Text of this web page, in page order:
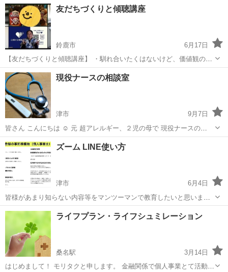
友だちづくりと傾聴講座
鈴鹿市
6月17日
【友だちづくりと傾聴講座】 ・馴れ合いたくはないけど、価値観の合
う人と話したい ・たまには後腐れなく愚痴を言いたい ・人と楽な距離
感で付き合いたい 人間関係って大変です。でも割り切ってしまうほど
厭世的にもなれ...
三重 鈴鹿市 その他 講座
現役ナースの相談室
津市
9月7日
皆さん こんにちは ‪‪☺︎‬ 元 超アレルギー、２児の母で 現役ナースの
chiorinです。 私は小児病棟での経験もあり、出産・子育ての不安ゼロ
でした。しかし、ナースの知識・経験が生きるのは、病気の時だけ。
実家は遠いし、...
三重 津市 その他 地元
ズーム LINE使い方
津市
6月4日
皆様があまり知らない内容等をマンツーマンで教育したいと思いま
す！ 直ぐにお友達に教えられるネタや、お年寄りの方にスムーズにな
れていただけるよう、サポート致します。 ※法人、個人事業主からの
場合、簡単な条件で数万円報酬...
三重 津市 その他 マンツーマン
ライフプラン・ライフシュミレーション
桑名駅
3月14日
はじめまして！ モリタクと申します。 金融関係で個人事業とて活動を